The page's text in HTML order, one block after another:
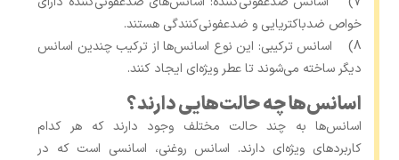
خواص ضدباکتریایی و ضدعفونی‌کنندگی هستند.
8) اسانس ترکیبی: این نوع اسانس‌ها از ترکیب چندین اسانس
دیگر ساخته می‌شوند تا عطر ویژه‌ای ایجاد کنند.
اسانس‌ها چه حالت‌هایی دارند؟
اسانس‌ها به چند حالت مختلف وجود دارند که هر کدام
کاربردهای ویژه‌ای دارند. اسانس روغنی، اسانسی است که در